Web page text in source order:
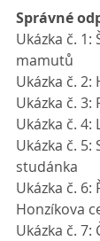
Správné
Ukázka č. 1:
mamutů
Ukázka č. 2:
Ukázka č. 3:
Ukázka č. 4:
Ukázka č. 5:
studánka
Ukázka č. 6:
Honzíkova
Ukázka č. 7: